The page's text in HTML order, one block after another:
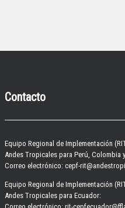
Contacto
Equipo Regional de Implementación
Andes Tropicales para Perú, Colombia
Correo electrónico: cepf-
Equipo Regional de Implementación
Andes Tropicales para Ecuador: